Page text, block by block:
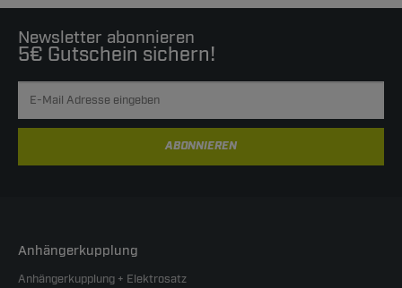
Newsletter abonnieren
5€ Gutschein sichern!
ABONNIEREN
Anhängerkupplung
Anhängerkupplung + Elektrosatz